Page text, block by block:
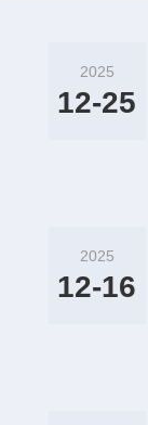
2025
12-25
2025
12-16